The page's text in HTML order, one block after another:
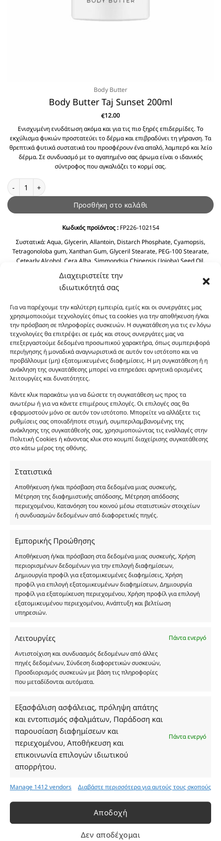
Διαχειριστείτε την
ιδιωτικότητά σας
Για να παρέχουμε την καλύτερη εμπειρία, εμείς και οι συνεργάτες μας
χρησιμοποιούμε τεχνολογίες όπως τα cookies για την αποθήκευση ή/και
την πρόσβαση σε πληροφορίες συσκευών. Η συγκατάθεση για τις εν λόγω
τεχνολογίες θα επιτρέψει σε εμάς και στους συνεργάτες μας να
επεξεργαστούμε δεδομένα προσωπικού χαρακτήρα, όπως συμπεριφορά
περιήγησης ή μοναδικά αναγνωριστικά σε αυτόν τον ιστότοπο και να
προβάλλουμε (μη) εξατομικευμένες διαφημίσεις. Η μη συγκατάθεση ή η
ανάκληση της συγκατάθεσης μπορεί να επηρεάσει αρνητικά ορισμένες
λειτουργίες και δυνατότητες.
Κάντε κλικ παρακάτω για να δώσετε τη συγκατάθεση ως προς τα
ανωτέρω ή για να κάνετε επιμέρους επιλογές. Οι επιλογές σας θα
εφαρμοστούν μόνο σε αυτόν τον ιστότοπο. Μπορείτε να αλλάξετε τις
ρυθμίσεις σας οποιαδήποτε στιγμή, συμπεριλαμβανομένης της
ανάκλησης της συγκατάθεσής σας, χρησιμοποιώντας τις εναλλαγές στην
Πολιτική Cookies ή κάνοντας κλικ στο κουμπί διαχείρισης συγκατάθεσης
στο κάτω μέρος της οθόνης.
Στατιστικά
Αποθήκευση ή/και πρόσβαση στα δεδομένα μιας συσκευής,
Μέτρηση της διαφημιστικής απόδοσης, Μέτρηση απόδοσης
περιεχομένου, Κατανόηση του κοινού μέσω στατιστικών στοιχείων
ή συνδυασμών δεδομένων από διαφορετικές πηγές.
Εμπορικής Προώθησης
Αποθήκευση ή/και πρόσβαση στα δεδομένα μιας συσκευής, Χρήση
περιορισμένων δεδομένων για την επιλογή διαφημίσεων,
Δημιουργία προφίλ για εξατομικευμένες διαφημίσεις, Χρήση
προφίλ για επιλογή εξατομικευμένων διαφημίσεων, Δημιουργία
προφίλ για εξατομίκευση περιεχομένου, Χρήση προφίλ για επιλογή
εξατομικευμένου περιεχομένου, Ανάπτυξη και βελτίωση
υπηρεσιών.
Λειτουργίες
Πάντα ενεργό
Αντιστοίχιση και συνδυασμός δεδομένων από άλλες
πηγές δεδομένων, Σύνδεση διαφορετικών συσκευών,
Προσδιορισμός συσκευών με βάση τις πληροφορίες
που μεταδίδονται αυτόματα.
Εξασφάλιση ασφάλειας, πρόληψη απάτης
και εντοπισμός σφαλμάτων, Παράδοση και
παρουσίαση διαφημίσεων και
περιεχομένου, Αποθήκευση και
επικοινωνία επιλογών ιδιωτικού
απορρήτου.
Πάντα ενεργό
Manage 1412 vendors Διαβάστε περισσότερα για αυτούς τους σκοπούς
Αποδοχή
Δεν αποδέχομαι
Body Butter
Body Butter Taj Sunset 200ml
€12.00
Ενισχυμένη ενυδάτωση ακόμα και για τις πιο ξηρές επιδερμίδες. Το
εκχύλισμα φυκιών προστατεύει το δέρμα και επιβραδύνει τη γήρανση. Τα
θρεπτικά φυτικά συστατικά του προσφέρουν ένα απαλό, λαμπερό και λείο
δέρμα. Σε συνδυασμό με το αγαπημένο σας άρωμα είναι ο ιδανικός
σύντροφος που αγκαλιάζει το κορμί σας.
Body Butter Taj Sunset 200ml ποσότητα
Προσθήκη στο καλάθι
Κωδικός προϊόντος :FP226-102154
Συστατικά:Aqua, Glycerin, Allantoin, Distarch Phosphate, Cyamopsis,
Tetragonoloba gum, Xanthan Gum, Glyceril Stearate, PEG-100 Stearate,
Cetearly Alcohol, Cera Alba, Simmondsia Chinensis (Jojoba) Seed Oil,
Helianthus Annuus Seed Oil, Prunus Amygdalus Dulcis (Sweet Almond) Oil
Tocopheryl Acetate, Cyclopentasiloxane, Phenoxyethanol, Chlorphenesin
Οι φωτογραφίες των προϊόντων είναι ενδεικτικές
και δεν είναι προς πώληση το εικονιζόμενο προϊόν.
Σκοπός τους είναι η διευκόλυνση της επιλογής σας.
Σε καμία περίπτωση δεν αντιστοιχούν στα
αυθεντικά αρώματα και δεν ανταποκρίνονται στην
πραγματικότητα. Πρόθεση της επιχείρησης μας δεν
είναι η παραπλάνηση και η εξαπάτηση του
χύμα μορφή και είναι εμπνευσμένα από τα
αντίστοιχα αυθεντικά γνωστών οίκων. Οι
ονομασίες, οι εικόνες και τα σήματα των
προϊόντων αποτελούν αναφαίρετη και
κατοχυρωμένη εμπορικά ιδιοκτησία των
υπόκεινται σε πνευματικά δικαιώματα.
Eau de parfum
Τηλ. 2314 016010
ΑΦΜ 803285309
ΓΕΜΗ 193802504000
Ωράριο Καταστήματος
Δευτέρα: 08:30–16:30
Τρίτη: 08:30–16:30
Τετάρτη: 08:30–16:30
Πέμπτη: 08:30–16:30
Σάββατο - Κυριακή: Κλειστά
Πληροφορίες